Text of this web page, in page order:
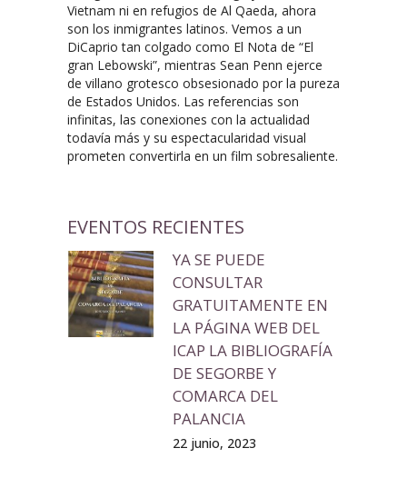
Vietnam ni en refugios de Al Qaeda, ahora
son los inmigrantes latinos. Vemos a un
DiCaprio tan colgado como El Nota de “El
gran Lebowski”, mientras Sean Penn ejerce
de villano grotesco obsesionado por la pureza
de Estados Unidos. Las referencias son
infinitas, las conexiones con la actualidad
todavía más y su espectacularidad visual
prometen convertirla en un film sobresaliente.
EVENTOS RECIENTES
YA SE PUEDE
CONSULTAR
GRATUITAMENTE EN
LA PÁGINA WEB DEL
ICAP LA BIBLIOGRAFÍA
DE SEGORBE Y
COMARCA DEL
PALANCIA
22 junio, 2023